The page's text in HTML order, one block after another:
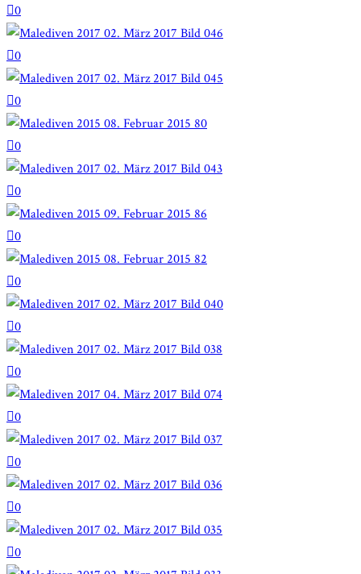
0
0
0
0
0
0
0
0
0
0
0
0
0